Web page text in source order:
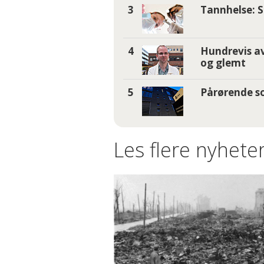
Tannhelse:
Hundrevis
og glemt
Pårørende
Les flere